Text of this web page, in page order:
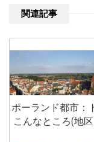
関連記事
ポーランド都市：
こんなところ(地